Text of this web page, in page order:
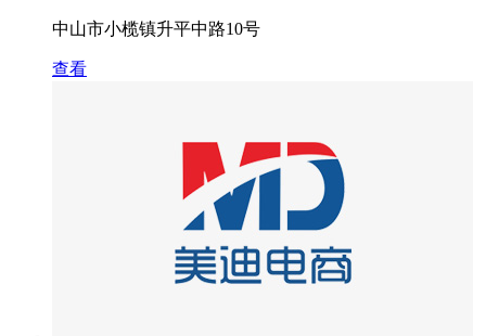
中山市小榄镇升平中路10号
查看